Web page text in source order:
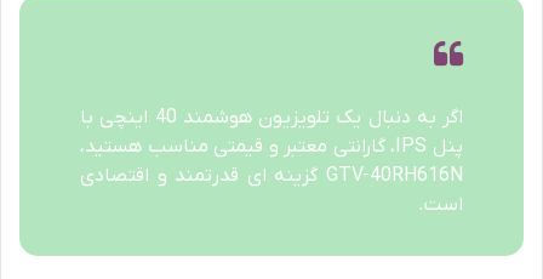
اگر به دنبال یک تلویزیون هوشمند 40 اینچی با
پنل IPS، گارانتی معتبر و قیمتی مناسب هستید،
GTV-40RH616N گزینه ای قدرتمند و اقتصادی
است.